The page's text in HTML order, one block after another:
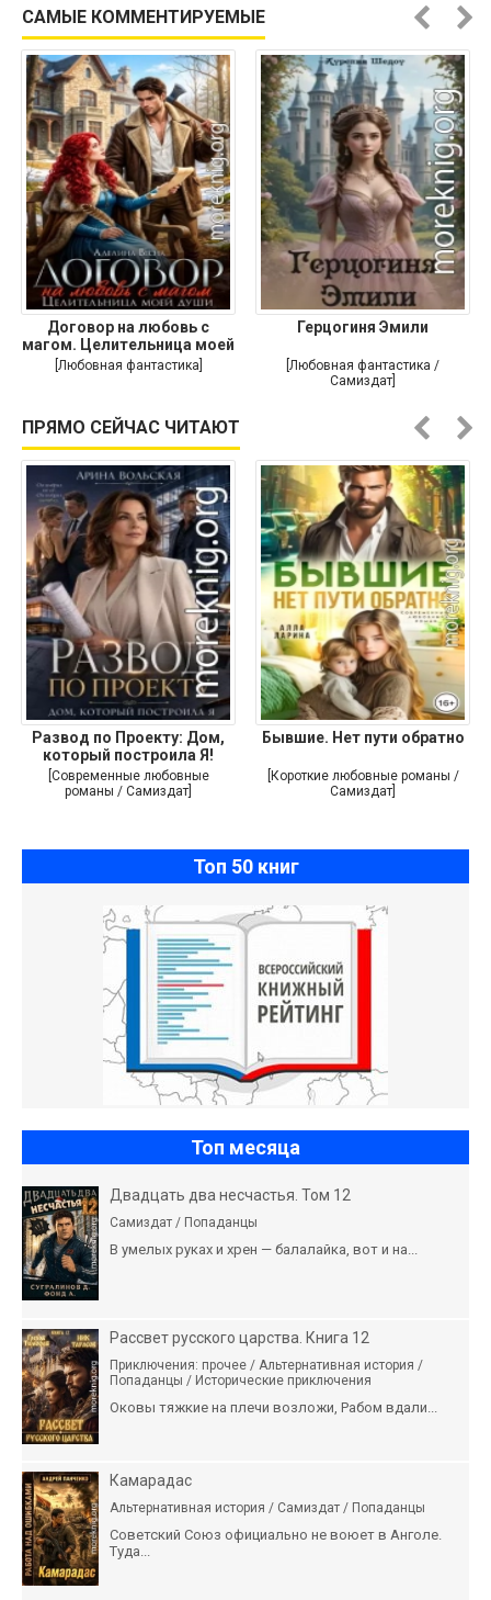
САМЫЕ КОММЕНТИРУЕМЫЕ
Договор на любовь с
магом. Целительница моей
души
[Любовная фантастика]
Герцогиня Эмили
[Любовная фантастика /
Самиздат]
ПРЯМО СЕЙЧАС ЧИТАЮТ
Развод по Проекту: Дом,
который построила Я!
[Современные любовные
романы / Самиздат]
Бывшие. Нет пути обратно
[Короткие любовные романы /
Самиздат]
Топ 50 книг
Топ месяца
Двадцать два несчастья. Том 12
Самиздат / Попаданцы
В умелых руках и хрен — балалайка, вот и на...
Рассвет русского царства. Книга 12
Приключения: прочее / Альтернативная история /
Попаданцы / Исторические приключения
Оковы тяжкие на плечи возложи, Рабом вдали...
Камарадас
Альтернативная история / Самиздат / Попаданцы
Советский Союз официально не воюет в Анголе.
Туда...